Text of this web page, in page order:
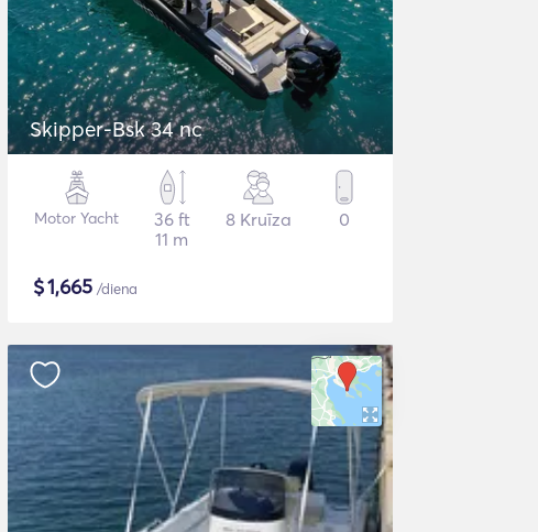
Skipper-Bsk 34 nc
Motor Yacht
36 ft
11 m
8 Kruīza 0
$1,665 /diena